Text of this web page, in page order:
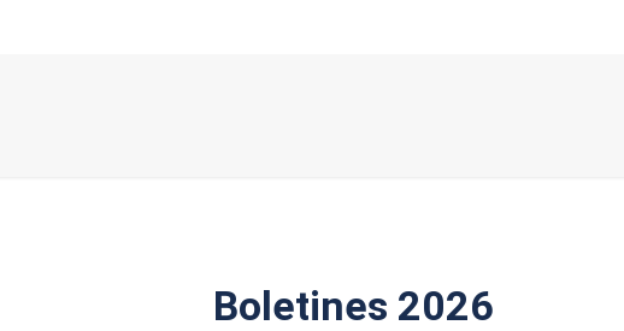
Boletines 2026